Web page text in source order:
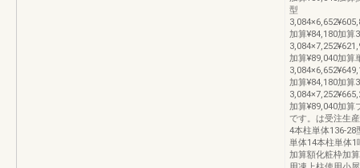
型
加算¥84,180加算
加算¥89,040加算
加算¥84,180加算
加算¥89,040加算
です。は受注生
4本柱単体136-28
単体14本柱単体
加算額化粧枠加